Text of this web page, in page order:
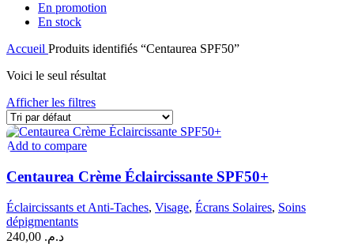
En promotion
En stock
Accueil Produits identifiés “Centaurea SPF50”
Voici le seul résultat
Afficher les filtres
Add to compare
Centaurea Crème Éclaircissante SPF50+
Éclaircissants et Anti-Taches, Visage, Écrans Solaires, Soins
dépigmentants
د.م.